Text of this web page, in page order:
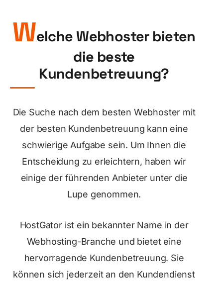
Welche Webhoster bieten
die beste
Kundenbetreuung?
Die Suche nach dem besten Webhoster mit
der besten Kundenbetreuung kann eine
schwierige Aufgabe sein. Um Ihnen die
Entscheidung zu erleichtern, haben wir
einige der führenden Anbieter unter die
Lupe genommen.
HostGator ist ein bekannter Name in der
Webhosting-Branche und bietet eine
hervorragende Kundenbetreuung. Sie
können sich jederzeit an den Kundendienst